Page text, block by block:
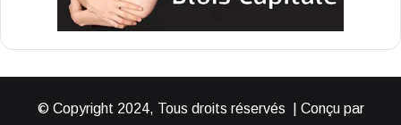
© Copyright 2024, Tous droits réservés | Conçu par